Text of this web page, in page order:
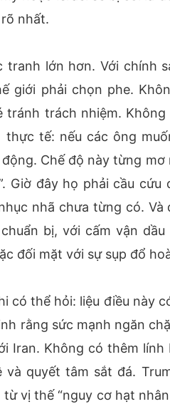
nhất.
lớn hơn. Với chính
giới phải chọn phe.
tránh trách nhiệm.
thực tế: nếu các ông
Chế độ này từng
Giờ đây họ phải cầu
nhã chưa từng có.
bị, với cấm vận
đối mặt với sự sụp đổ
có thể hỏi: liệu điều này
rằng sức mạnh ngăn
Iran. Không có thêm
quyết tâm sắt đá.
vị thế “nguy cơ hạt